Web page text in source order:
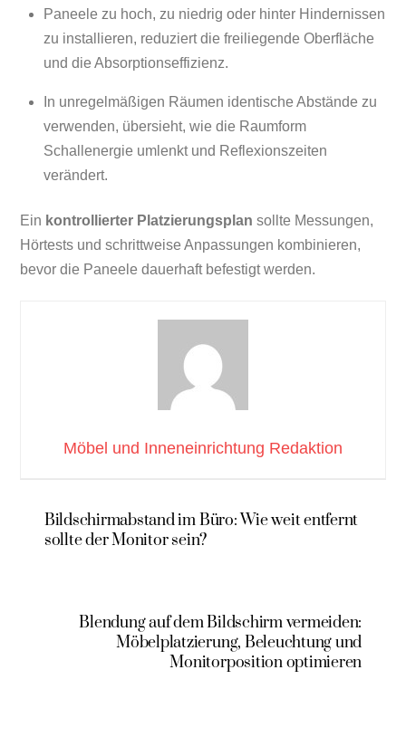
Paneele zu hoch, zu niedrig oder hinter Hindernissen
zu installieren, reduziert die freiliegende Oberfläche
und die Absorptionseffizienz.
In unregelmäßigen Räumen identische Abstände zu
verwenden, übersieht, wie die Raumform
Schallenergie umlenkt und Reflexionszeiten
verändert.
Ein kontrollierter Platzierungsplan sollte Messungen,
Hörtests und schrittweise Anpassungen kombinieren,
bevor die Paneele dauerhaft befestigt werden.
Möbel und Inneneinrichtung Redaktion
Bildschirmabstand im Büro: Wie weit entfernt
sollte der Monitor sein?
Blendung auf dem Bildschirm vermeiden:
Möbelplatzierung, Beleuchtung und
Monitorposition optimieren